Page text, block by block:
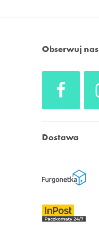
Obserwuj nas
Dostawa